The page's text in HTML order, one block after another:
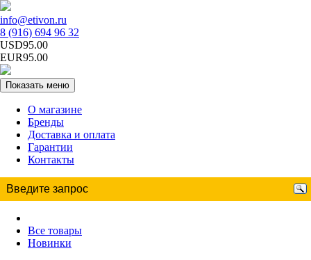
info@etivon.ru
8 (916) 694 96 32
USD95.00
EUR95.00
Показать меню
О магазине
Бренды
Доставка и оплата
Гарантии
Контакты
Все товары
Новинки